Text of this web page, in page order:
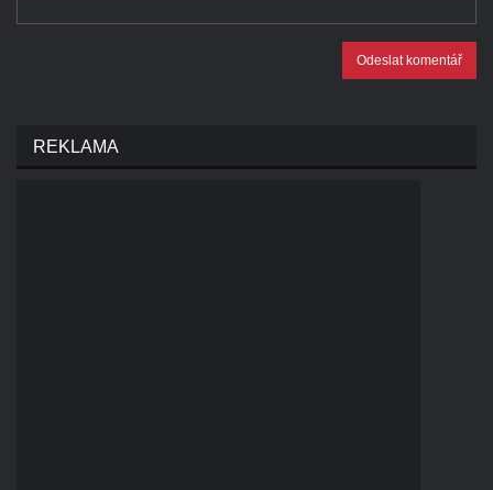
Odeslat komentář
REKLAMA